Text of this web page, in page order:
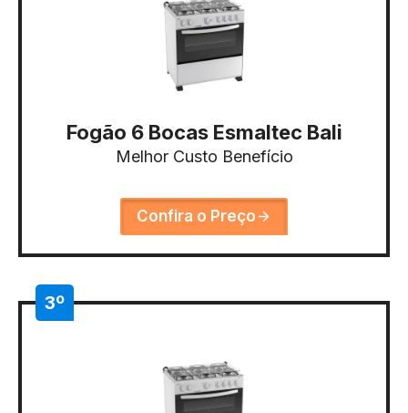
Fogão 6 Bocas Esmaltec Bali
Melhor Custo Benefício
Confira o Preço
3º